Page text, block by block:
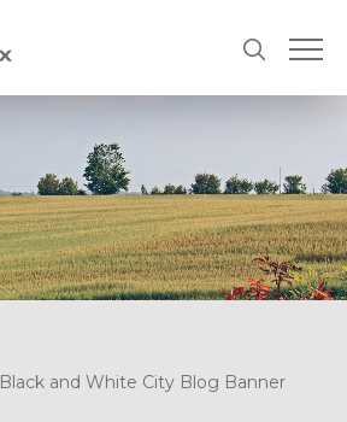
Black and White City Blog Banner